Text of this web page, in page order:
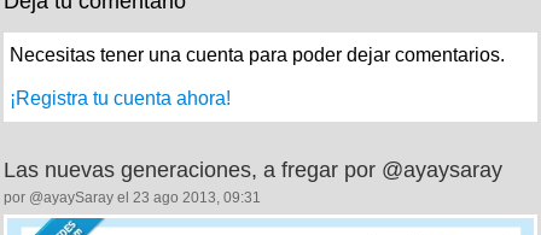
Necesitas tener una cuenta para poder dejar comentarios.
¡Registra tu cuenta ahora!
Las nuevas generaciones, a fregar por @ayaysaray
por @ayaySaray el 23 ago 2013, 09:31